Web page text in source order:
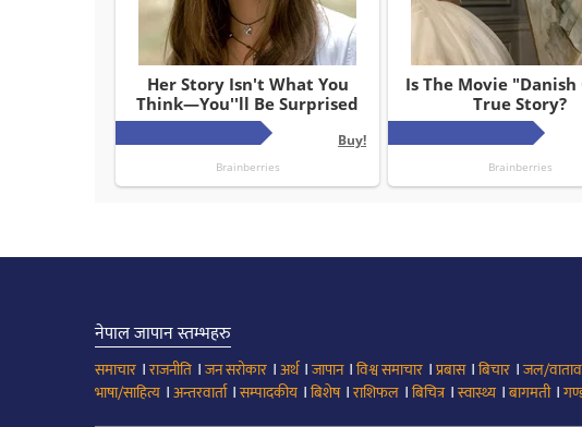
नेपाल जापान स्तम्भहरु
समाचार ।राजनीति ।जन सरोकार ।अर्थ।जापान।विश्व समाचार ।प्रबास।बिचार ।जल/
भाषा/साहित्य ।अन्तरवार्ता।सम्पादकीय ।बिशेष।राशिफल ।बिचित्र।स्वास्थ्य ।बागमती।